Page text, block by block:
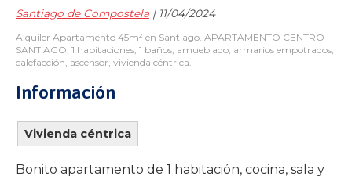
Santiago de Compostela | 11/04/2024
Alquiler Apartamento 45m² en Santiago. APARTAMENTO CENTRO
SANTIAGO, 1 habitaciones, 1 baños, amueblado, armarios empotrados,
calefacción, ascensor, vivienda céntrica.
Información
Vivienda céntrica
Bonito apartamento de 1 habitación, cocina, sala y